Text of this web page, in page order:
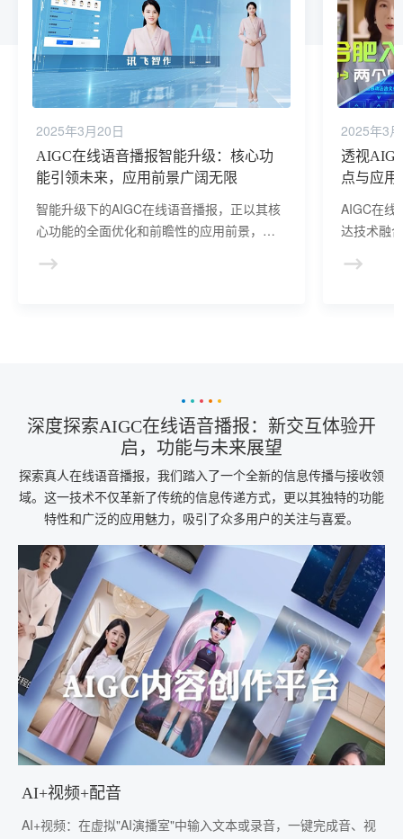
2025年3月20日
AIGC在线语音播报智能升级：核心功
能引领未来，应用前景广阔无限
智能升级下的AIGC在线语音播报，正以其核
心功能的全面优化和前瞻性的应用前景，引
2025年3
透视
点与应
AIGC在线
达技术融
值和广阔
深度探索AIGC在线语音播报：新交互体验开
启，功能与未来展望
探索真人在线语音播报，我们踏入了一个全新的信息传播与接收领
域。这一技术不仅革新了传统的信息传递方式，更以其独特的功能
特性和广泛的应用魅力，吸引了众多用户的关注与喜爱。
AI+视频+配音
AI+视频：在虚拟"AI演播室"中输入文本或录音，一键完成音、视